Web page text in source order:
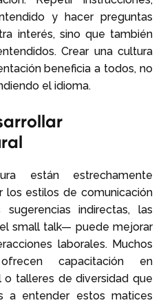
y hacer preguntas
interés, sino que también
Crear una cultura
beneficia a todos, no
el idioma.
están estrechamente
los estilos de comunicación
indirectas, las
small talk— puede mejorar
laborales. Muchos
capacitación en
o talleres de diversidad que
a entender estos matices